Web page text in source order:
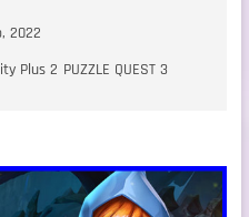
2022
Plus 2 PUZZLE QUEST 3